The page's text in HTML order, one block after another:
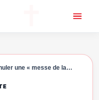
une « messe de la…